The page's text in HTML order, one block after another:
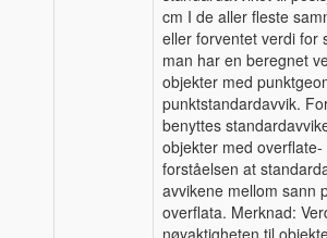
cm I de aller fleste
eller forventet verdi for
man har en beregnet
objekter med
punktstandardavvik.
benyttes
objekter med
forståelsen at
avvikene mellom sann
overflata. Merknad:
nøyaktigheten til